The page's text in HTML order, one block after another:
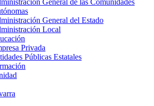
General de las Comunidades
General del Estado
Local
Privada
Públicas Estatales